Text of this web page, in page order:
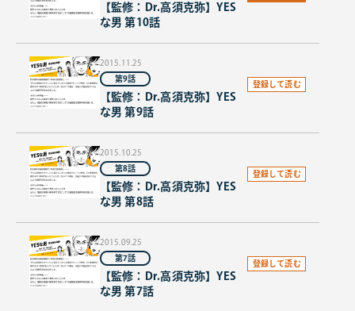
【監修：Dr.高須克弥】YES
な男 第10話
2015.11.25
第9話
【監修：Dr.高須克弥】YES
な男 第9話
登録して読む
2015.10.25
第8話
【監修：Dr.高須克弥】YES
な男 第8話
登録して読む
2015.09.25
第7話
【監修：Dr.高須克弥】YES
な男 第7話
登録して読む